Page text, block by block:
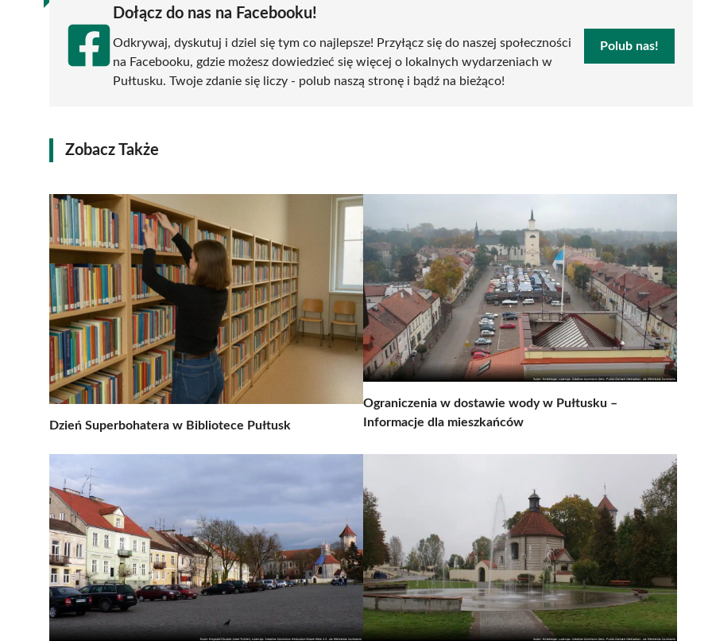
Dołącz do nas na Facebooku!
Odkrywaj, dyskutuj i dziel się tym co najlepsze! Przyłącz się do naszej społeczności
na Facebooku, gdzie możesz dowiedzieć się więcej o lokalnych wydarzeniach w
Pułtusku. Twoje zdanie się liczy - polub naszą stronę i bądź na bieżąco!
Polub nas!
Zobacz Także
Dzień Superbohatera w Bibliotece Pułtusk
Ograniczenia w dostawie wody w Pułtusku –
Informacje dla mieszkańców